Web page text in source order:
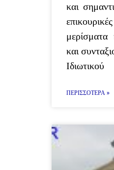
και
και
Ιδιωτικού
ΠΕΡΙΣΣΌΤΕΡΑ »